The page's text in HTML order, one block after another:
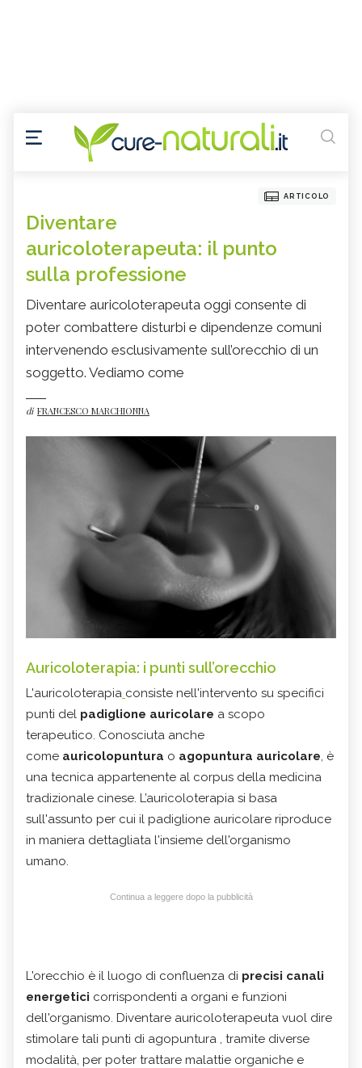
ARTICOLO
Diventare
auricoloterapeuta: il punto
sulla professione
Diventare auricoloterapeuta oggi consente di
poter combattere disturbi e dipendenze comuni
intervenendo esclusivamente sull’orecchio di un
soggetto. Vediamo come
di FRANCESCO MARCHIONNA
Auricoloterapia: i punti sull’orecchio
L'auricoloterapia consiste nell'intervento su specifici
punti del padiglione auricolare a scopo
terapeutico. Conosciuta anche
come auricolopuntura o agopuntura auricolare, è
una tecnica appartenente al corpus della medicina
tradizionale cinese. L’auricoloterapia si basa
sull'assunto per cui il padiglione auricolare riproduce
in maniera dettagliata l'insieme dell'organismo
umano.
Continua a leggere dopo la pubblicità
L'orecchio è il luogo di confluenza di precisi canali
energetici corrispondenti a organi e funzioni
dell'organismo. Diventare auricoloterapeuta vuol dire
stimolare tali punti di agopuntura , tramite diverse
modalità, per poter trattare malattie organiche e